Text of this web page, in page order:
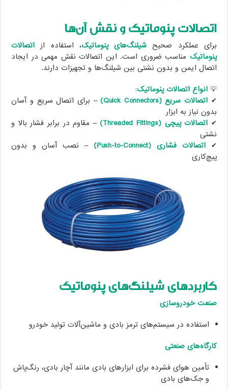
اتصالات پنوماتیک و نقش آن‌ها
برای عملکرد صحیحشیلنگ‌های پنوماتیک، استفاده ازاتصالات
پنوماتیکمناسب ضروری است. این اتصالات نقش مهمی در ایجاد
اتصال ایمن و بدون نشتی بین شیلنگ‌ها و تجهیزات دارند.
💡انواع اتصالات پنوماتیک:
✔اتصالات سریع (Quick Connectors)
– برای اتصال سریع و آسان
بدون نیاز به ابزار
✔اتصالات پیچی (Threaded Fittings)
– مقاوم در برابر فشار بالا و
نشتی
✔اتصالات فشاری (Push-to-Connect)
– نصب آسان و بدون
پیچ‌کاری
کاربردهای شیلنگ‌های پنوماتیک
صنعت خودروسازی
استفاده در سیستم‌های ترمز بادی و ماشین‌آلات تولید خودرو
کارگاه‌های صنعتی
تأمین هوای فشرده برای ابزارهای بادی مانند آچار بادی، رنگ‌پاش
و جک‌های بادی